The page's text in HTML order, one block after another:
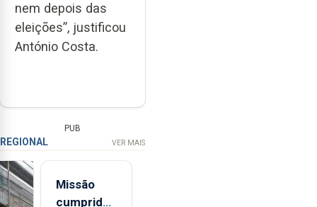
nem depois das
eleições”, justificou
António Costa.
PUB
REGIONAL VER MAIS
Missão
cumprida: